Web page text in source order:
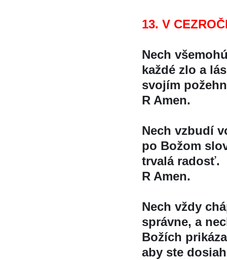
13. V
Nech
každé zlo a
svojím
R Amen.
Nech vzbudí
po Božom
trvalá radosť.
R Amen.
Nech vždy
správne, a
Božích
aby ste